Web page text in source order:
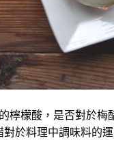
檸檬酸，是否對於
於料理中調味料的運